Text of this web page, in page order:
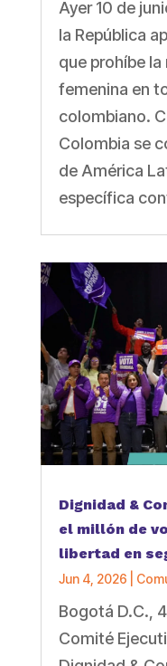
Ayer 10 de
la República
que prohíbe
femenina en
colombiano.
Colombia se
de América
específica
Dignidad &
el millón de
libertad en
Jun 4, 2026
Bogotá D.C.,
Comité